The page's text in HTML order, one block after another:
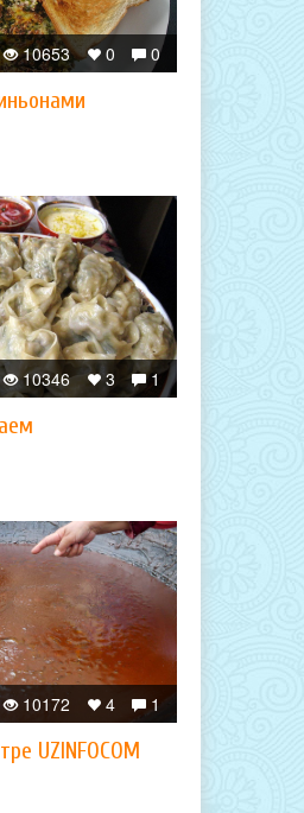
0
0
10653
1
3
10346
1
4
10172
UZINFOCOM